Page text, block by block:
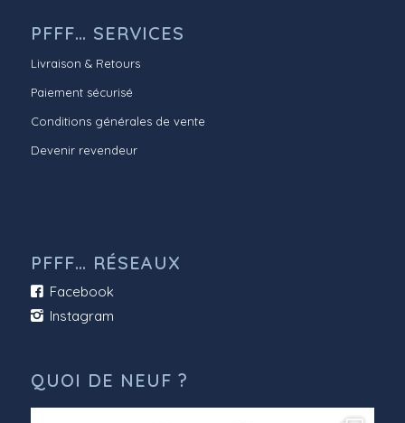
PFFF… SERVICES
Livraison & Retours
Paiement sécurisé
Conditions générales de vente
Devenir revendeur
PFFF… RÉSEAUX
Facebook
Instagram
QUOI DE NEUF ?